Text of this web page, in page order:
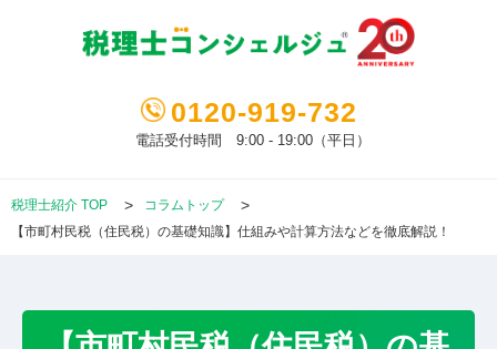
0120-919-732
電話受付時間 9:00 - 19:00（平日）
税理士紹介 TOP
コラムトップ
【市町村民税（住民税）の基礎知識】仕組みや計算方法などを徹底解説！